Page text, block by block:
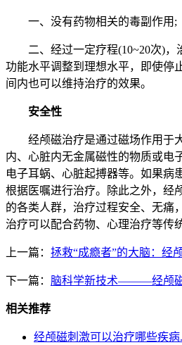
一、没有药物相关的毒副作用;
二、经过一定疗程(10~20次)，
功能水平调整到理想水平，即使停
间内也可以维持治疗的效果。
安全性
经颅磁治疗是通过磁场作用于
内、心脏内无金属磁性的物质或电
电子耳蜗、心脏起搏器等。如果病
根据医嘱进行治疗。除此之外，经
的各类人群，治疗过程安全、无痛
治疗可以配合药物、心理治疗等传
上一篇： 拯救“成瘾者”的大脑：经
下一篇： 脑科学新技术———经颅
相关推荐
经颅磁刺激可以治疗哪些疾病